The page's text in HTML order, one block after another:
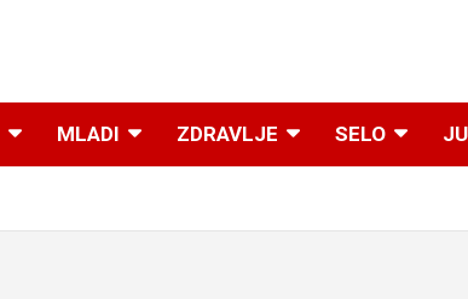
MLADI ZDRAVLJE SELO